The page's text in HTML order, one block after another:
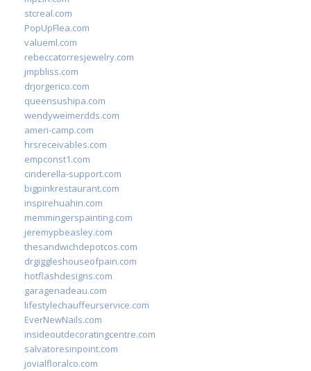
stcreal.com
PopUpFlea.com
valueml.com
rebeccatorresjewelry.com
jmpbliss.com
drjorgerico.com
queensushipa.com
wendyweimerdds.com
ameri-camp.com
hrsreceivables.com
empconst1.com
cinderella-support.com
bigpinkrestaurant.com
inspirehuahin.com
memmingerspainting.com
jeremypbeasley.com
thesandwichdepotcos.com
drgiggleshouseofpain.com
hotflashdesigns.com
garagenadeau.com
lifestylechauffeurservice.com
EverNewNails.com
insideoutdecoratingcentre.com
salvatoresinpoint.com
jovialfloralco.com